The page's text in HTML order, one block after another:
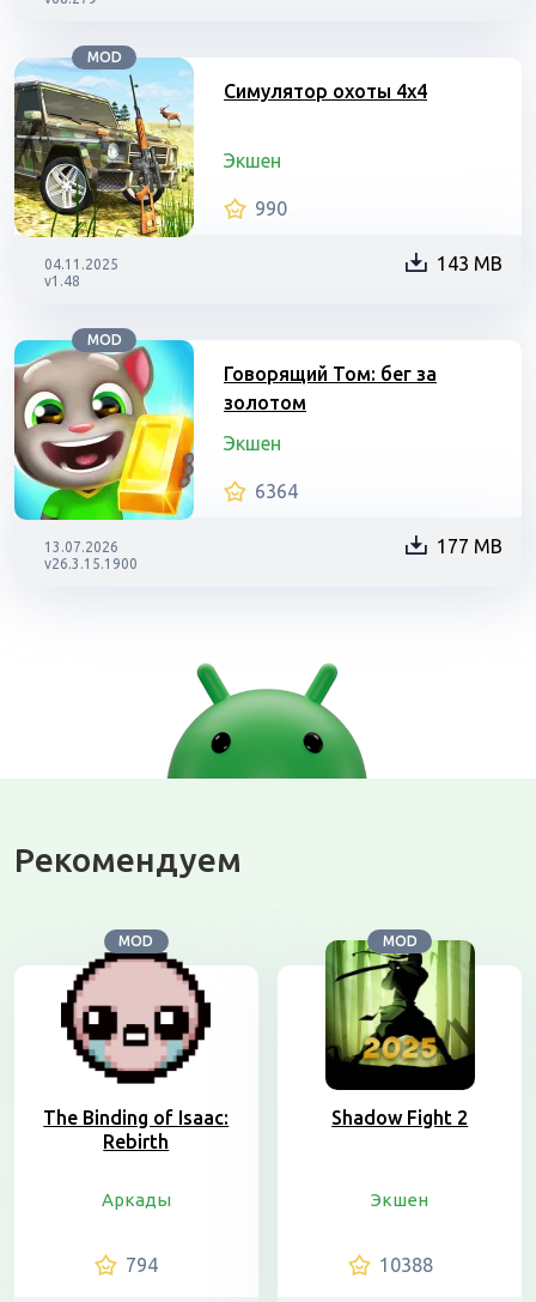
MOD
Симулятор охоты 4х4
Экшен
990
04.11.2025
v1.48
143 MB
MOD
Говорящий Том: бег за
золотом
Экшен
6364
13.07.2026
v26.3.15.1900
177 MB
Рекомендуем
MOD
The Binding of Isaac:
Rebirth
Аркады
794
MOD
Shadow Fight 2
Экшен
10388